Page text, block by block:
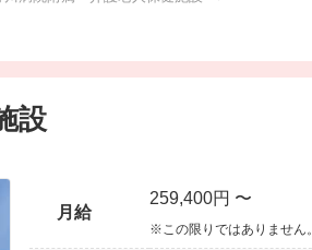
設
月給
259,400円 〜
※この限りではありません